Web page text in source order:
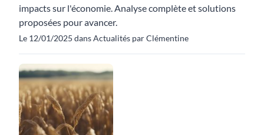
impacts sur l'économie. Analyse complète et solutions
proposées pour avancer.
Le 12/01/2025 dans Actualités par Clémentine